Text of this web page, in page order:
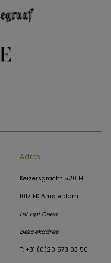
Adres
Keizersgracht 520 H
1017 EK Amsterdam
Let op! Geen
bezoekadres
T: +31 (0)20 573 03 50